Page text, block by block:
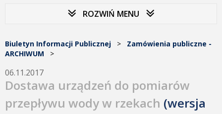
ROZWIŃ MENU
Biuletyn Informacji Publicznej > Zamówienia publiczne -
ARCHIWUM >
06.11.2017
Dostawa urządzeń do pomiarów
przepływu wody w rzekach (wersja